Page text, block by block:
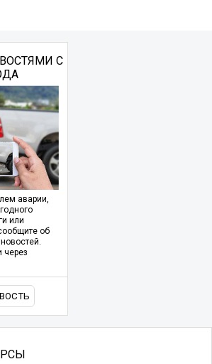
С
аварии,
или
об
через